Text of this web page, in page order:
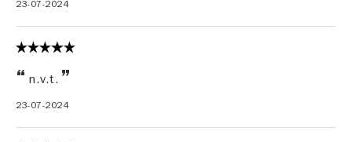
23-07-2024
n.v.t.
23-07-2024